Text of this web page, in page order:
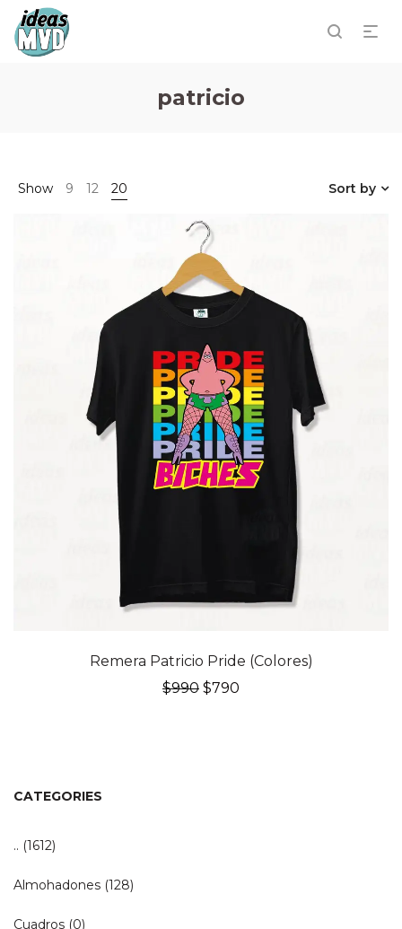
patricio
Show 9 12 20 Sort by
Remera Patricio Pride (Colores)
$990 El
$790
CATEGORIES
.. (1612)
Almohadones (128)
Cuadros (0)